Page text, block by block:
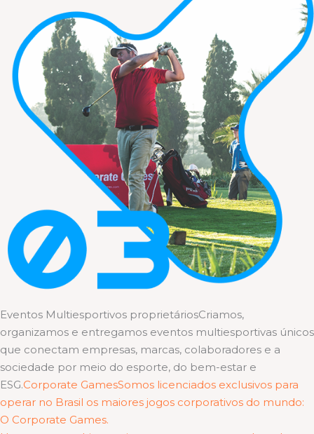
Eventos Multiesportivos proprietáriosCriamos,
organizamos e entregamos eventos multiesportivas únicos
que conectam empresas, marcas, colaboradores e a
sociedade por meio do esporte, do bem-estar e
ESG.Corporate GamesSomos licenciados exclusivos para
operar no Brasil os maiores jogos corporativos do mundo:
O Corporate Games.